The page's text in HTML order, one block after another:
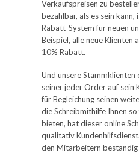
Verkaufspreisen zu
bezahlbar, als es sein
Rabatt-System für neuen
Beispiel, alle neue Klienten
10% Rabatt.
Und unsere Stammklienten
seiner jeder Order auf sein
für Begleichung seinen
die Schreibmithilfe Ihnen
bieten, hat dieser online
qualitativ
den Mitarbeitern